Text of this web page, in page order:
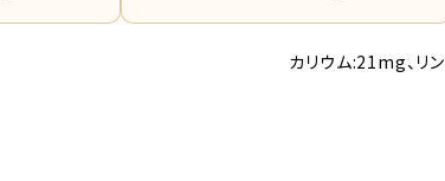
カリウム:21mg、リ